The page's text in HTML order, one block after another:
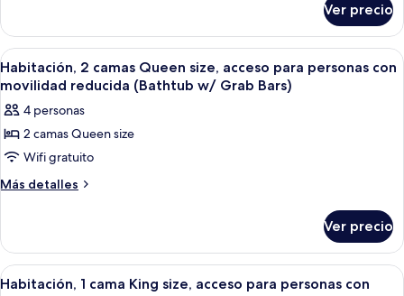
Queen
size,
para
no
fumadores
1
cama
Queen
size,
no
fumadores
Ver precio
Abrir
todas
las
fotos
de
Habitación,
2
size,
acceso
para
Una habitación de hotel con dos
5
Habitación, 2 camas Queen size, acceso para personas con
movilidad reducida (Bathtub w/ Grab Bars)
4 personas
2 camas Queen size
Wifi gratuito
Más detalles
Más
2
camas
Queen
Ver precio
Abrir
Una habitación de hotel con cama,
3
Habitación, 1 cama King size, acceso para personas con